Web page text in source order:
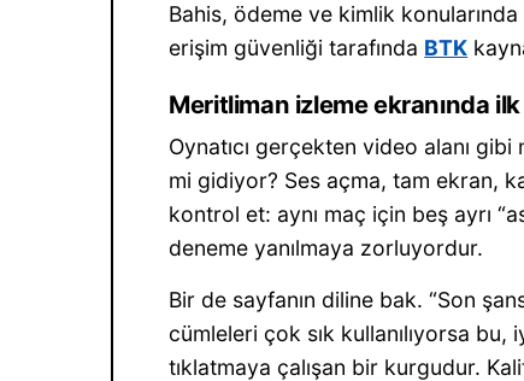
Bahis, ödeme ve kimlik
erişim güvenliği tarafında BTK
Meritliman izleme ekranında
Oynatıcı gerçekten video alanı
mi gidiyor? Ses açma, tam ekran,
kontrol et: aynı maç için beş ayrı
deneme yanılmaya zorluyordur.
Bir de sayfanın diline bak. “Son
cümleleri çok sık kullanılıyorsa bu,
tıklatmaya çalışan bir kurgudur.